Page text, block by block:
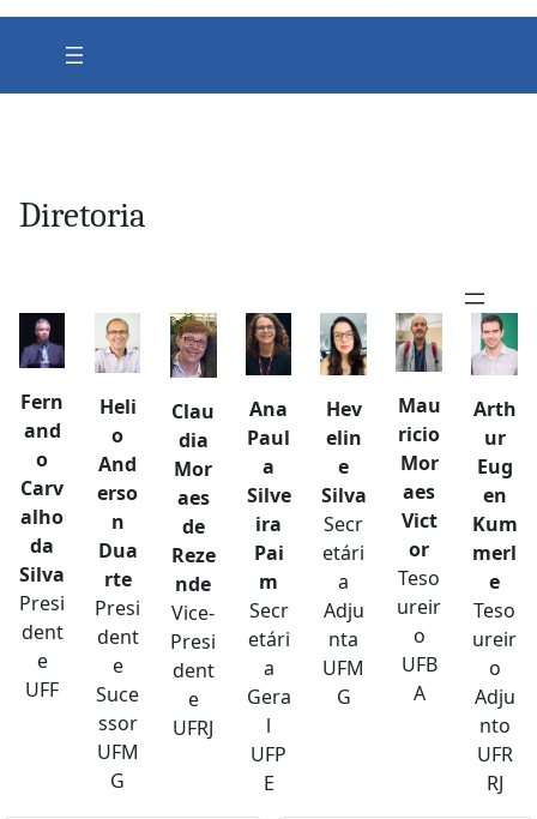
Diretoria
Fern
and
o
Carv
alho
da
Silva
Presi
dent
e
UFF
Heli
o
And
erso
n
Dua
rte
Presi
dent
e
Suce
ssor
UFM
G
Clau
dia
Mor
aes
de
Reze
nde
Vice-
Presi
dent
e
UFRJ
Ana
Paul
a
Silve
ira
Pai
m
Secr
etári
a
Gera
l
UFP
E
Hev
elin
e
Silva
Secr
etári
a
Adju
nta
UFM
G
Mau
ricio
Mor
aes
Vict
or
Teso
ureir
o
UFB
A
Arth
ur
Eug
en
Kum
merl
e
Teso
ureir
o
Adju
nto
UFR
RJ